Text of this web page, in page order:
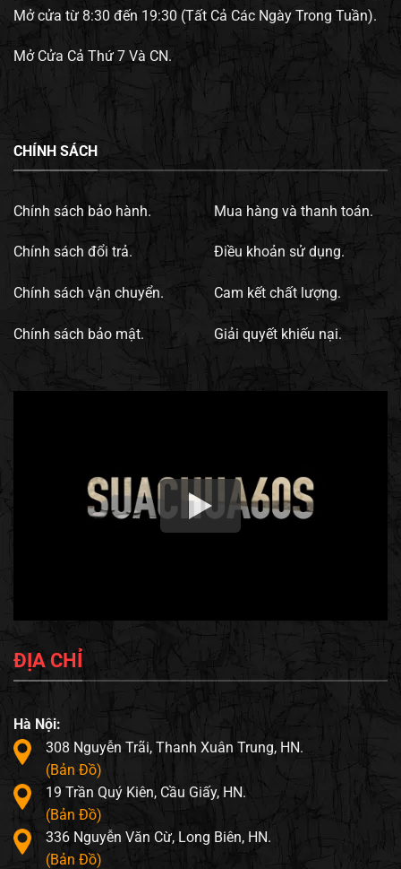
Mở cửa từ 8:30 đến 19:30 (Tất Cả Các Ngày Trong Tuần).
Mở Cửa Cả Thứ 7 Và CN.
CHÍNH SÁCH
Chính sách bảo hành.
Chính sách đổi trả.
Chính sách vận chuyển.
Chính sách bảo mật.
Mua hàng và thanh toán.
Điều khoản sử dụng.
Cam kết chất lượng.
Giải quyết khiếu nại.
ĐỊA CHỈ
Hà Nội:
308 Nguyễn Trãi, Thanh Xuân Trung, HN.
(Bản Đồ)
19 Trần Quý Kiên, Cầu Giấy, HN.
(Bản Đồ)
336 Nguyễn Văn Cừ, Long Biên, HN.
(Bản Đồ)